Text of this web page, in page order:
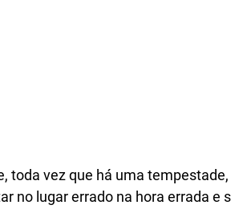
toda vez que há uma tempestade,
no lugar errado na hora errada e